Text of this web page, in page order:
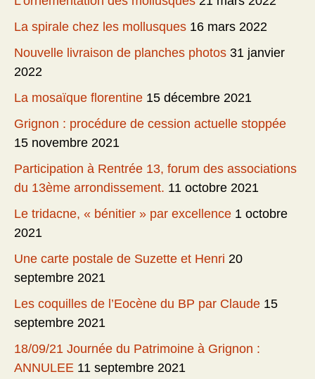
La spirale chez les mollusques 16 mars 2022
Nouvelle livraison de planches photos 31 janvier
2022
La mosaïque florentine 15 décembre 2021
Grignon : procédure de cession actuelle stoppée
15 novembre 2021
Participation à Rentrée 13, forum des associations
du 13ème arrondissement. 11 octobre 2021
Le tridacne, « bénitier » par excellence 1 octobre
2021
Une carte postale de Suzette et Henri 20
septembre 2021
Les coquilles de l’Eocène du BP par Claude 15
septembre 2021
18/09/21 Journée du Patrimoine à Grignon :
ANNULEE 11 septembre 2021